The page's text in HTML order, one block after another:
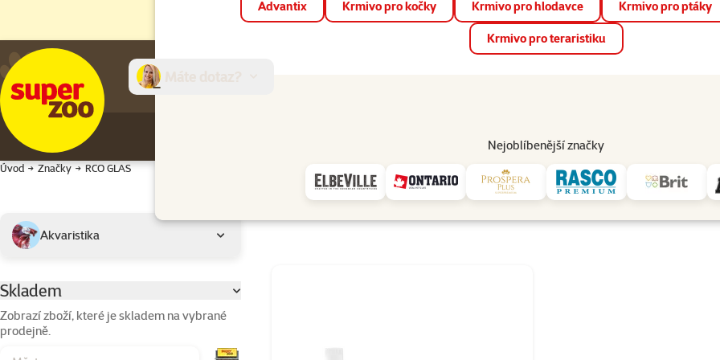
📱 Stáhněte si novou aplikaci Super zoo.Více informací
Advantix Krmivo pro kočky Krmivo pro hlodavce Krmivo pro ptáky
Krmivo pro teraristiku
Nejoblíbenější značky
Prodejny Služby
Úvod Značky RCO GLAS
RCO GLAS
Podkategorie
Akvaristika
Parametrický filtr
Skladem
Zobrazí zboží, které je skladem na vybrané
prodejně.
Vybrané filtry